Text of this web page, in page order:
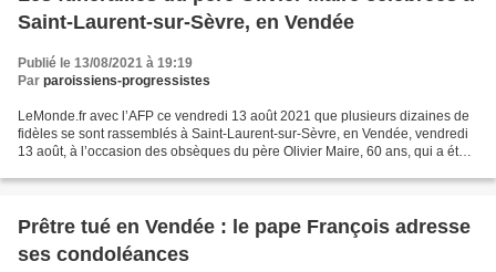
Saint-Laurent-sur-Sèvre, en Vendée
Publié le 13/08/2021 à 19:19
Par paroissiens-progressistes
LeMonde.fr avec l’AFP ce vendredi 13 août 2021 que plusieurs dizaines de
fidèles se sont rassemblés à Saint-Laurent-sur-Sèvre, en Vendée, vendredi
13 août, à l’occasion des obsèques du père Olivier Maire, 60 ans, qui a été
Prêtre tué en Vendée : le pape François adresse
ses condoléances